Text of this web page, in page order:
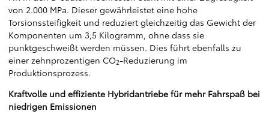
von 2.000 MPa. Dieser gewährleistet eine hohe
Torsionssteifigkeit und reduziert gleichzeitig das Gewicht der
Komponenten um 3,5 Kilogramm, ohne dass sie
punktgeschweißt werden müssen. Dies führt ebenfalls zu
einer zehnprozentigen CO2-Reduzierung im
Produktionsprozess.
Kraftvolle und effiziente Hybridantriebe für mehr Fahrspaß bei
niedrigen Emissionen